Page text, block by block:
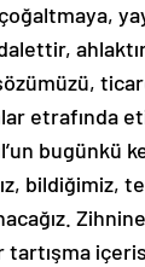
bugünkü